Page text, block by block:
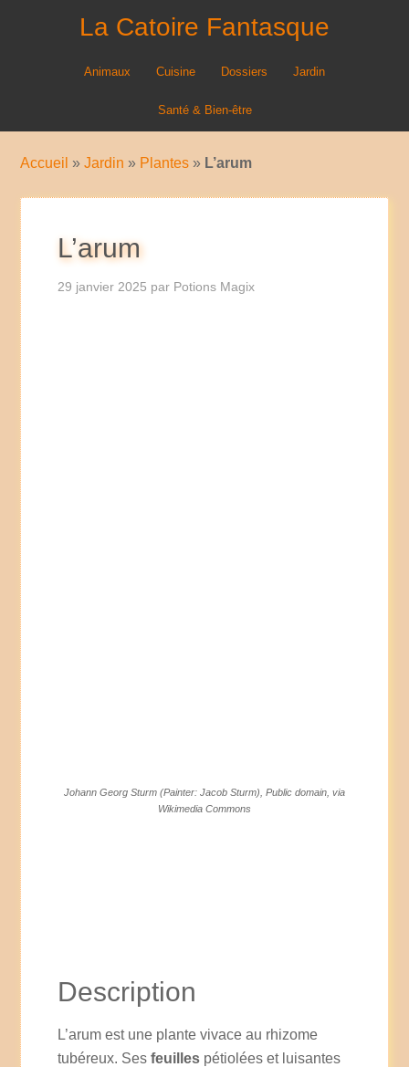
La Catoire Fantasque
Animaux Cuisine Dossiers Jardin
Santé & Bien-être
Accueil »Jardin » Plantes » L’arum
L’arum
29 janvier 2025 par Potions Magix
Johann Georg Sturm (Painter: Jacob Sturm), Public domain, via
Wikimedia Commons
Description
L’arum est une plante vivace au rhizome
tubéreux. Sesfeuilles pétiolées et luisantes